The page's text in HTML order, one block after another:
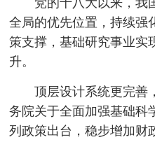
全局的优先位置，持续强
策支撑，基础研究事业实
升。
顶层设计系统更完善
务院关于全面加强基础科
列政策出台，稳步增加财